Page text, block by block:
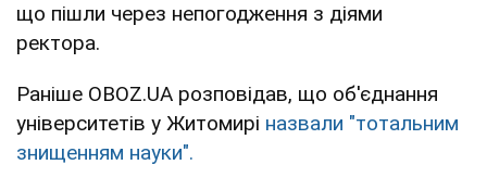
що пішли через непогодження з діями
ректора.
Раніше OBOZ.UA розповідав, що об'єднання
університетів у Житомирі назвали "тотальним
знищенням науки".